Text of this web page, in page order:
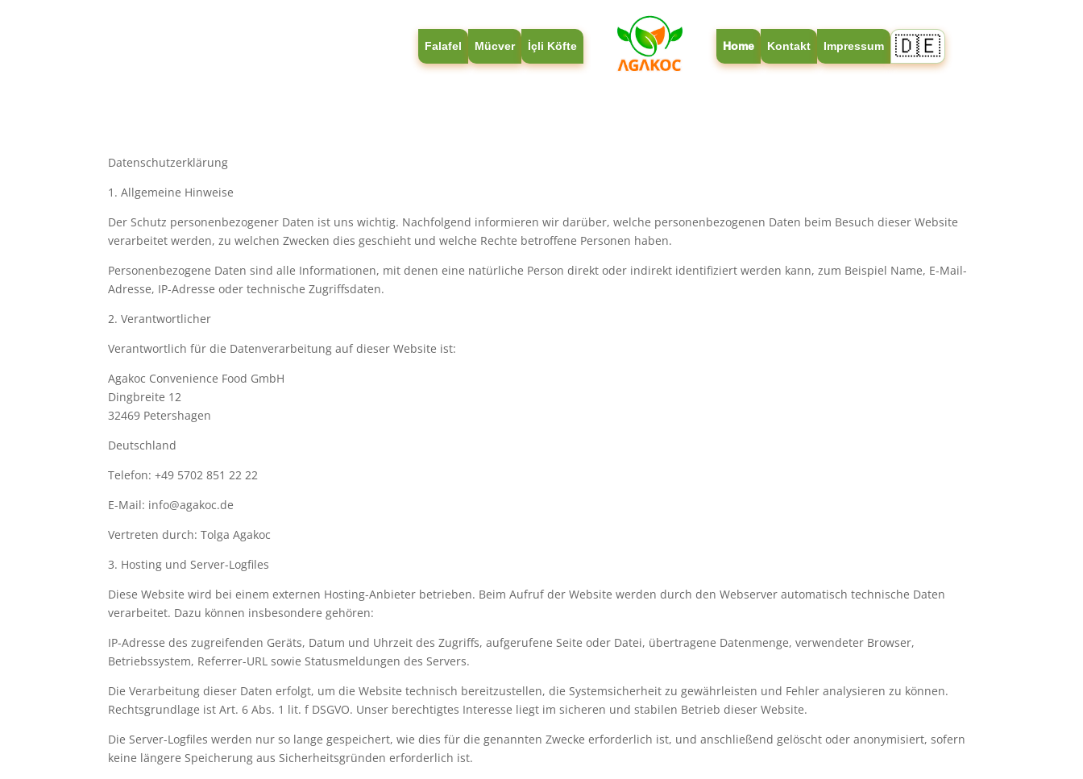
Falafel Mücver İçli Köfte Home Kontakt Impressum 🇩🇪
Datenschutzerklärung
1. Allgemeine Hinweise
Der Schutz personenbezogener Daten ist uns wichtig. Nachfolgend informieren wir darüber, welche personenbezogenen Daten beim Besuch dieser Website
verarbeitet werden, zu welchen Zwecken dies geschieht und welche Rechte betroffene Personen haben.
Personenbezogene Daten sind alle Informationen, mit denen eine natürliche Person direkt oder indirekt identifiziert werden kann, zum Beispiel Name, E-Mail-
Adresse, IP-Adresse oder technische Zugriffsdaten.
2. Verantwortlicher
Verantwortlich für die Datenverarbeitung auf dieser Website ist:
Agakoc Convenience Food GmbH
Dingbreite 12
32469 Petershagen
Deutschland
Telefon: +49 5702 851 22 22
E-Mail: info@agakoc.de
Vertreten durch:Tolga Agakoc
3. Hosting und Server-Logfiles
Diese Website wird bei einem externen Hosting-Anbieter betrieben. Beim Aufruf der Website werden durch den Webserver automatisch technische Daten
verarbeitet. Dazu können insbesondere gehören:
IP-Adresse des zugreifenden Geräts, Datum und Uhrzeit des Zugriffs, aufgerufene Seite oder Datei, übertragene Datenmenge, verwendeter Browser,
Betriebssystem, Referrer-URL sowie Statusmeldungen des Servers.
Die Verarbeitung dieser Daten erfolgt, um die Website technisch bereitzustellen, die Systemsicherheit zu gewährleisten und Fehler analysieren zu können.
Rechtsgrundlage ist Art. 6 Abs. 1 lit. f DSGVO. Unser berechtigtes Interesse liegt im sicheren und stabilen Betrieb dieser Website.
Die Server-Logfiles werden nur so lange gespeichert, wie dies für die genannten Zwecke erforderlich ist, und anschließend gelöscht oder anonymisiert, sofern
keine längere Speicherung aus Sicherheitsgründen erforderlich ist.